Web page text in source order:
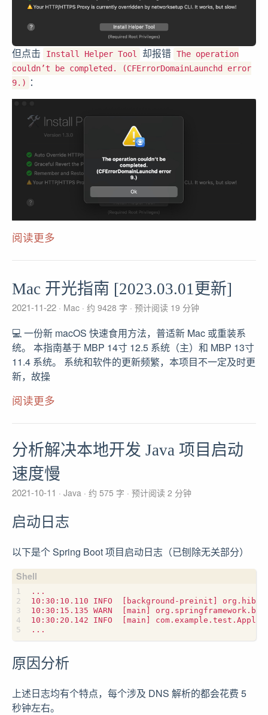
但点击 Install Helper Tool 却报错 The operation
couldn’t be completed. (CFErrorDomainLaunchd error
9.)
：
阅读更多
Mac 开光指南 [2023.03.01更新]
2021-11-22 Mac 约 9428 字 预计阅读 19 分钟
💻 一份新 macOS 快速食用方法，普适新 Mac 或重装系
统。 本指南基于 MBP 14寸 12.5 系统（主）和 MBP 13寸
11.4 系统。 系统和软件的更新频繁，本项目不一定及时更
新，故操
阅读更多
分析解决本地开发 Java 项目启动
速度慢
2021-10-11 Java 约 575 字 预计阅读 2 分钟
启动日志
以下是个 Spring Boot 项目启动日志（已刨除无关部分）
10:30:10.110 INFO
background-preinit
10:30:15.135 WARN
main
10:30:20.142 INFO
main
原因分析
上述日志均有个特点，每个涉及 DNS 解析的都会花费 5
秒钟左右。